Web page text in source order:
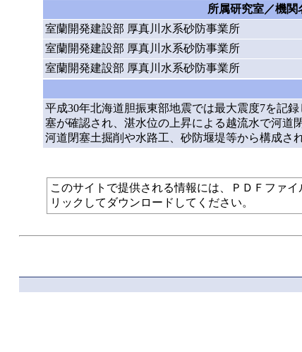
所属研究室／機関
室蘭開発建設部 厚真川水系砂防事業所
室蘭開発建設部 厚真川水系砂防事業所
室蘭開発建設部 厚真川水系砂防事業所
平成30年北海道胆振東部地震では最大震度7を記
塞が確認され、湛水位の上昇による越流水で河道
河道閉塞土掘削や水路工、砂防堰堤等から構成さ
このサイトで提供される情報には、ＰＤＦファイ
リックしてダウンロードしてください。